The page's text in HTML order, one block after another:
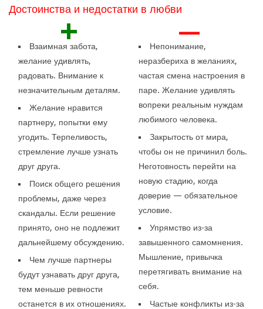
Достоинства и недостатки в любви
+
Взаимная забота,
желание удивлять,
радовать. Внимание к
незначительным деталям.
Желание нравится
партнеру, попытки ему
угодить. Терпеливость,
стремление лучше узнать
друг друга.
Поиск общего решения
проблемы, даже через
скандалы. Если решение
принято, оно не подлежит
дальнейшему обсуждению.
Чем лучше партнеры
будут узнавать друг друга,
тем меньше ревности
останется в их отношениях.
—
Непонимание,
неразбериха в желаниях,
частая смена настроения в
паре. Желание удивлять
вопреки реальным нуждам
любимого человека.
Закрытость от мира,
чтобы он не причинил боль.
Неготовность перейти на
новую стадию, когда
доверие — обязательное
условие.
Упрямство из-за
завышенного самомнения.
Мышление, привычка
перетягивать внимание на
себя.
Частые конфликты из-за